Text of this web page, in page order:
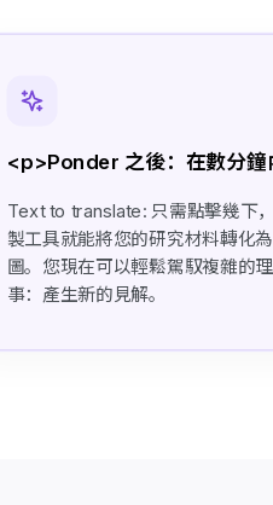
<p>Ponder 之後：在數分
Text to translate: 只需點擊幾下
製工具就能將您的研究材料轉化
圖。您現在可以輕鬆駕馭複雜的
事：產生新的見解。